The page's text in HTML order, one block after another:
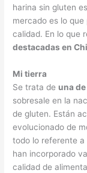
harina sin gluten
mercado es lo
calidad. En lo que
destacadas en
Mi tierra
Se trata de una
sobresale en la
de gluten. Están
evolucionado de
todo lo referente a
han incorporado
calidad de